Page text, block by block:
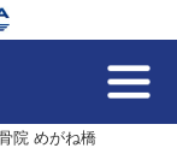
院 めがね橋